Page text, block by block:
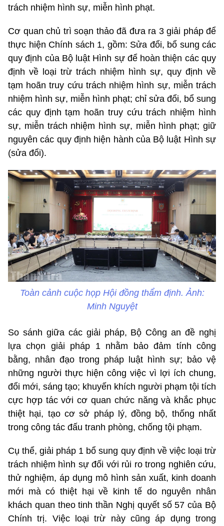
trách nhiệm hình sự, miễn hình phạt.
Cơ quan chủ trì soạn thảo đã đưa ra 3 giải pháp để
thực hiện Chính sách 1, gồm: Sửa đổi, bổ sung các
quy định của Bộ luật Hình sự để hoàn thiện các quy
định về loại trừ trách nhiệm hình sự, quy định về
tạm hoãn truy cứu trách nhiệm hình sự, miễn trách
nhiệm hình sự, miễn hình phạt; chỉ sửa đổi, bổ sung
các quy định tạm hoãn truy cứu trách nhiệm hình
sự, miễn trách nhiệm hình sự, miễn hình phạt; giữ
nguyên các quy định hiện hành của Bộ luật Hình sự
(sửa đổi).
Toàn cảnh cuộc họp Hội đồng thẩm định. Ảnh:
Minh Nguyệt
So sánh giữa các giải pháp, Bộ Công an đề nghị
lựa chọn giải pháp 1 nhằm bảo đảm tính công
bằng, nhân đạo trong pháp luật hình sự; bảo vệ
những người thực hiện công việc vì lợi ích chung,
đổi mới, sáng tạo; khuyến khích người phạm tội tích
cực hợp tác với cơ quan chức năng và khắc phục
thiệt hại, tạo cơ sở pháp lý, đồng bộ, thống nhất
trong công tác đấu tranh phòng, chống tội phạm.
Cụ thể, giải pháp 1 bổ sung quy định về việc loại trừ
trách nhiệm hình sự đối với rủi ro trong nghiên cứu,
thử nghiệm, áp dụng mô hình sản xuất, kinh doanh
mới mà có thiệt hại về kinh tế do nguyên nhân
khách quan theo tinh thần Nghị quyết số 57 của Bộ
Chính trị. Việc loại trừ này cũng áp dụng trong